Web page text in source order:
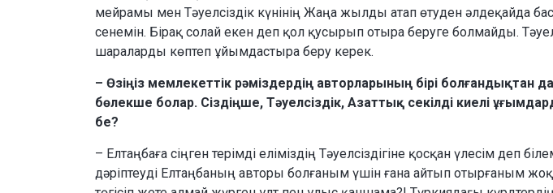
мейрамы мен Тәуелсіздік күнінің Жаңа жылды атап өтуден әлдеқайда
сенемін. Бірақ солай екен деп қол қусырып отыра беруге болмайды.
шараларды көптеп ұйымдастыра беру керек.
– Өзіңіз мемлекеттік рәміздердің авторларының бірі болғандықтан да
бөлекше болар. Сіздіңше, Тәуелсіздік, Азаттық секілді киелі
бе?
– Елтаңбаға сіңген терімді еліміздің Тәуелсіздігіне қосқан үлесім деп
дәріптеуді Елтаңбаның авторы болғаным үшін ғана айтып отырғаным